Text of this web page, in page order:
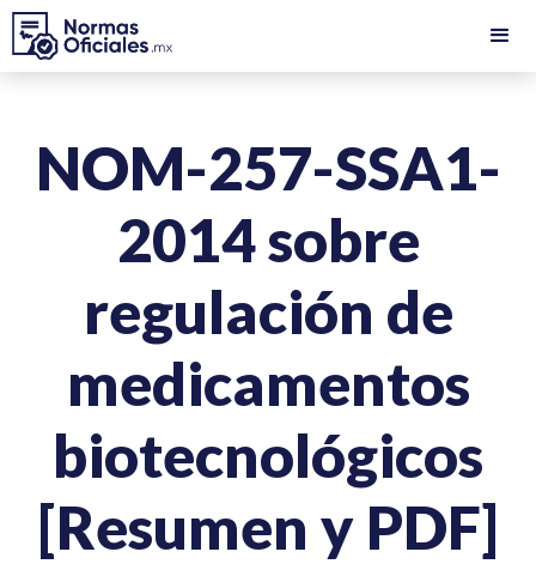
NOM-257-SSA1-
2014 sobre
regulación de
medicamentos
biotecnológicos
[Resumen y PDF]